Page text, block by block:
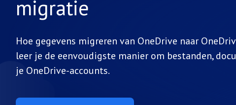
migratie
Hoe gegevens migreren van OneDrive naar
leer je de eenvoudigste manier om bestanden,
je OneDrive-accounts.